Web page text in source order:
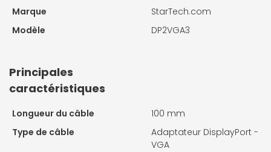
Marque
StarTech.com
Modèle
DP2VGA3
Principales
caractéristiques
Longueur du câble
100 mm
Type de câble
Adaptateur DisplayPort -
VGA